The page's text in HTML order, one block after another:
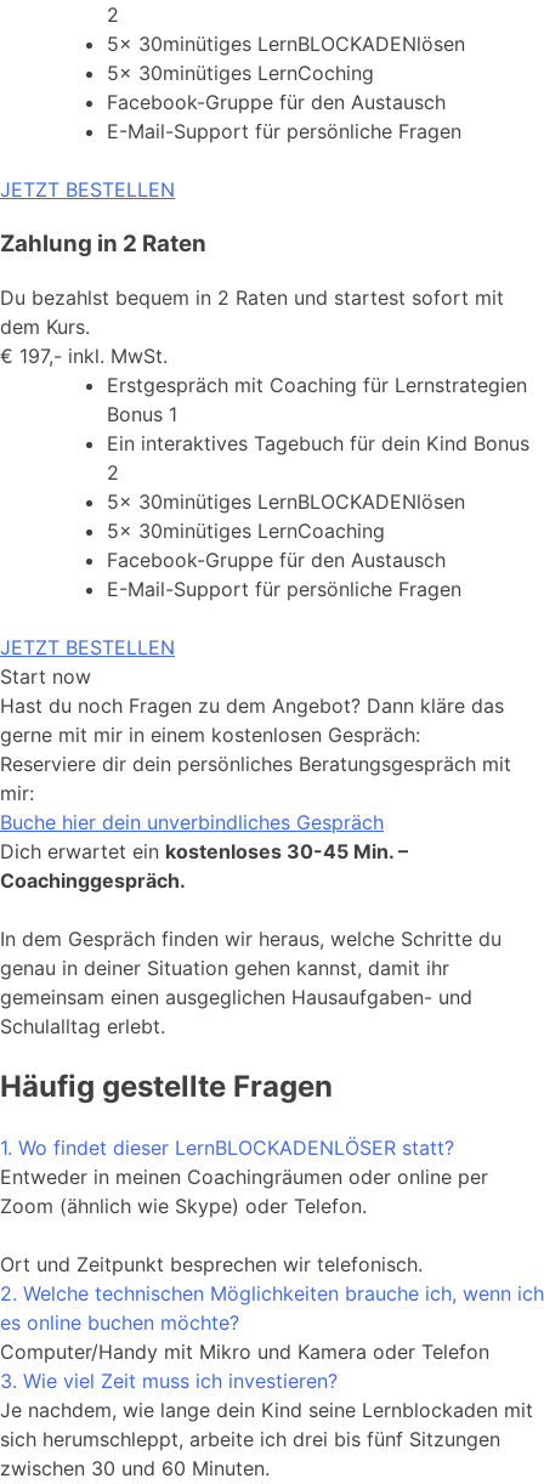
2
5x 30minütiges LernBLOCKADENlösen
5x 30minütiges LernCoching
Facebook-Gruppe für den Austausch
E-Mail-Support für persönliche Fragen
JETZT BESTELLEN
Zahlung in 2 Raten
Du bezahlst bequem in 2 Raten und startest sofort mit
dem Kurs.
€ 197,- inkl. MwSt.
Erstgespräch mit Coaching für Lernstrategien
Bonus 1
Ein interaktives Tagebuch für dein Kind Bonus
2
5x 30minütiges LernBLOCKADENlösen
5x 30minütiges LernCoaching
Facebook-Gruppe für den Austausch
E-Mail-Support für persönliche Fragen
JETZT BESTELLEN
Start now
Hast du noch Fragen zu dem Angebot? Dann kläre das
gerne mit mir in einem kostenlosen Gespräch:
Reserviere dir dein persönliches Beratungsgespräch mit
mir:
Buche hier dein unverbindliches Gespräch
Dich erwartet ein kostenloses 30-45 Min. –
Coachinggespräch.
In dem Gespräch finden wir heraus, welche Schritte du
genau in deiner Situation gehen kannst, damit ihr
gemeinsam einen ausgeglichen Hausaufgaben- und
Schulalltag erlebt.
Häufig gestellte Fragen
1. Wo findet dieser LernBLOCKADENLÖSER statt?
Entweder in meinen Coachingräumen oder online per
Zoom (ähnlich wie Skype) oder Telefon.
Ort und Zeitpunkt besprechen wir telefonisch.
2. Welche technischen Möglichkeiten brauche ich, wenn ich
es online buchen möchte?
Computer/Handy mit Mikro und Kamera oder Telefon
3. Wie viel Zeit muss ich investieren?
Je nachdem, wie lange dein Kind seine Lernblockaden mit
sich herumschleppt, arbeite ich drei bis fünf Sitzungen
zwischen 30 und 60 Minuten.